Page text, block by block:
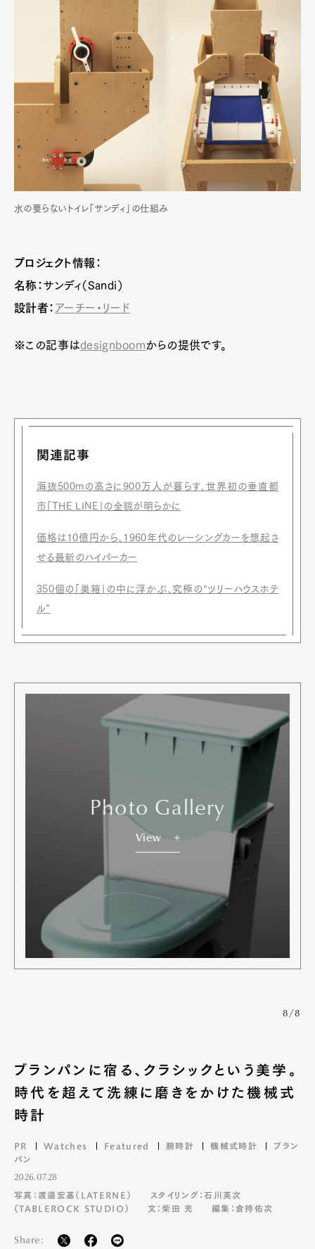
Watch
GourmetCars
Pen Membership
Magazine
Official Columnist
Contact
水の要らないトイレ「サンディ」の仕組み
プロジェクト情報：
名称：サンディ（Sandi）
設計者： アーチー・リード
※この記事はdesignboomからの提供です。
関連記事
海抜500mの高さに900万人が暮らす、世界初の垂直都
市「THE LINE」の全貌が明らかに
価格は10億円から、1960年代のレーシングカーを想起さ
せる最新のハイパーカー
350個の「巣箱」の中に浮かぶ、究極の“ツリーハウスホテ
ル”
Photo Gallery
View
8/8
ブランパンに宿る、クラシックという美学。
時代を超えて洗練に磨きをかけた機械式
時計
PR Watches Featured 腕時計 機械式時計
ブラン
パン
2026.07.28
写真：渡邉宏基（LATERNE）
スタイリング：石川英次
（TABLEROCK STUDIO）
文：柴田 充 編集：倉持佑次
Share: